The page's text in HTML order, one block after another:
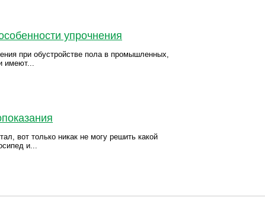
упрочнения
при обустройстве пола в промышленных,
имеют...
вот только никак не могу решить какой
и...